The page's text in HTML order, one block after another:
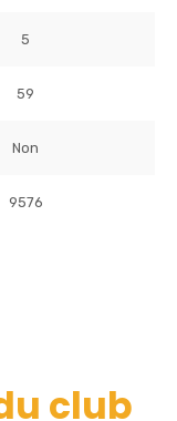
5
59
Non
9576
club